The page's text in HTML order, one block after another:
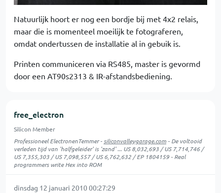
Natuurlijk hoort er nog een bordje bij met 4x2 relais,
maar die is momenteel moeilijk te fotograferen,
omdat ondertussen de installatie al in gebuik is.
Printen communiceren via RS485, master is gevormd
door een AT90s2313 & IR-afstandsbediening.
free_electron
Silicon Member
Professioneel ElectronenTemmer - siliconvalleygarage.com - De voltooid
verleden tijd van 'halfgeleider' is 'zand' ... US 8,032,693 / US 7,714,746 /
US 7,355,303 / US 7,098,557 / US 6,762,632 / EP 1804159 - Real
programmers write Hex into ROM
dinsdag 12 januari 2010 00:27:29